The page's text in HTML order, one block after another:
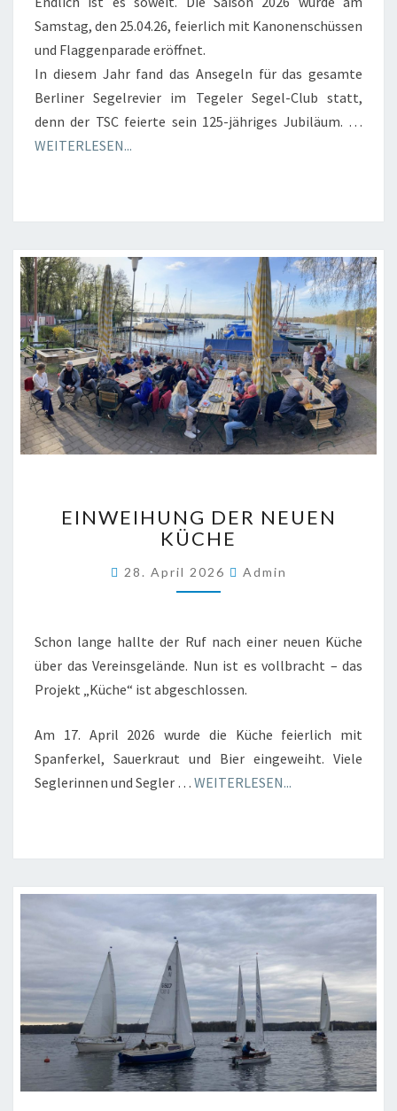
Samstag, den 25.04.26, feierlich mit Kanonenschüssen
und Flaggenparade eröffnet.
In diesem Jahr fand das Ansegeln für das gesamte
Berliner Segelrevier im Tegeler Segel-Club statt,
denn der TSC feierte sein 125-jähriges Jubiläum. …
WEITERLESEN...
DER
NEUEN
EINWEIHUNG DER NEUEN
KÜCHE
28. April 2026 Admin
Schon lange hallte der Ruf nach einer neuen Küche
über das Vereinsgelände. Nun ist es vollbracht – das
Projekt „Küche“ ist abgeschlossen.
Am 17. April 2026 wurde die Küche feierlich mit
Spanferkel, Sauerkraut und Bier eingeweiht. Viele
Seglerinnen und Segler … WEITERLESEN...